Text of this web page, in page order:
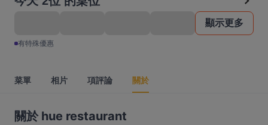
顯示更多
有特殊優惠
菜單 相片 項評論 關於
關於 hue restaurant